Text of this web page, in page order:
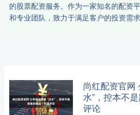
的股票配资服务。作为一家知名的配资
和专业团队，致力于满足客户的投资需求
尚红配资官网
水”，控本不
评论